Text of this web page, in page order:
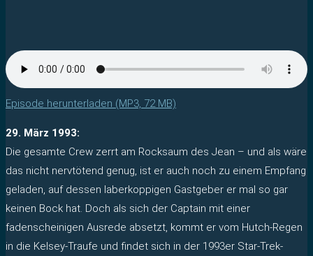
Episode herunterladen (MP3, 72 MB)
29. März 1993:
Die gesamte Crew zerrt am Rocksaum des Jean – und als wäre
das nicht nervtötend genug, ist er auch noch zu einem Empfang
geladen, auf dessen laberkoppigen Gastgeber er mal so gar
keinen Bock hat. Doch als sich der Captain mit einer
fadenscheinigen Ausrede absetzt, kommt er vom Hutch-Regen
in die Kelsey-Traufe und findet sich in der 1993er Star-Trek-